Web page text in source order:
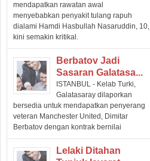
mendapatkan rawatan awal
menyebabkan penyakit tulang rapuh
dialami Hamdi Hasbullah Nasaruddin, 10,
kini semakin kritikal.
Berbatov Jadi
Sasaran Galatasa...
ISTANBUL - Kelab Turki,
Galatasaray dilaporkan
bersedia untuk mendapatkan penyerang
veteran Manchester United, Dimitar
Berbatov dengan kontrak bernilai
Lelaki Ditahan